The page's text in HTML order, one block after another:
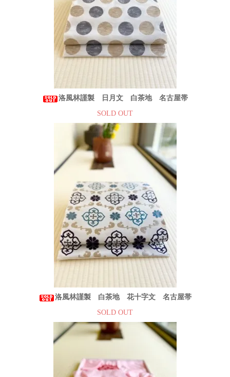
洛風林謹製 日月文 白茶地 名古屋帯
SOLD OUT
洛風林謹製 白茶地 花十字文 名古屋帯
SOLD OUT